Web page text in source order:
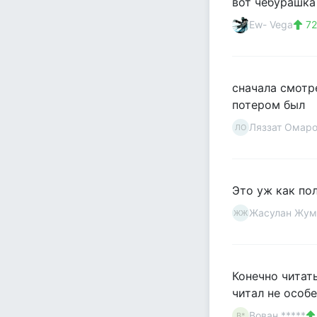
Ew- Vega
сначала
потером был
ЛО Ляззат
Это уж как
ЖЖ Жасулан
Конечно
читал не